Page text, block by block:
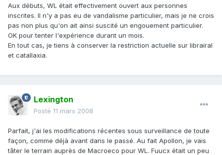
Aux débuts, WL était effectivement ouvert aux personnes
inscrites. Il n'y a pas eu de vandalisme particulier, mais je ne crois
pas non plus qu'on ait ainsi suscité un engouement particulier.
OK pour tenter l'expérience durant un mois.
En tout cas, je tiens à conserver la restriction actuelle sur librairal
et catallaxia.
Lexington
Posté 11 mars 2008
Parfait, j'ai les modifications récentes sous surveillance de toute
façon, comme déjà avant dans le passé. Au fait Apollon, je vais
tâter le terrain auprès de Macroeco pour WL. Fuucx était un peu